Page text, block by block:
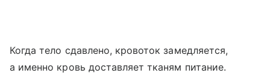
Когда тело сдавлено, кровоток замедляется,
а именно кровь доставляет тканям питание.